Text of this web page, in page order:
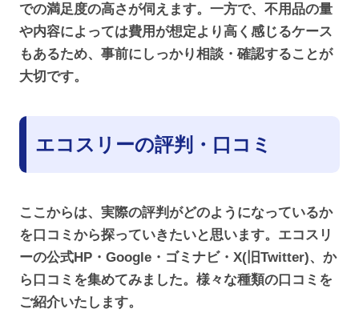
での満足度の高さが伺えます。一方で、不用品の量
や内容によっては費用が想定より高く感じるケース
もあるため、事前にしっかり相談・確認することが
大切です。
エコスリーの評判・口コミ
ここからは、実際の評判がどのようになっているか
を口コミから探っていきたいと思います。エコスリ
ーの公式HP・Google・ゴミナビ・X(旧Twitter)、か
ら口コミを集めてみました。様々な種類の口コミを
ご紹介いたします。